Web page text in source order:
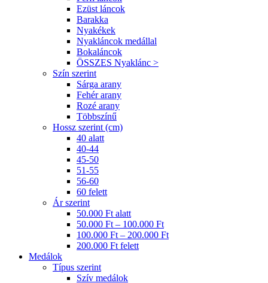
Ezüst láncok
Barakka
Nyakékek
Nyakláncok medállal
Bokaláncok
ÖSSZES Nyaklánc >
Szín szerint
Sárga arany
Fehér arany
Rozé arany
Többszínű
Hossz szerint (cm)
40 alatt
40-44
45-50
51-55
56-60
60 felett
Ár szerint
50.000 Ft alatt
50.000 Ft – 100.000 Ft
100.000 Ft – 200.000 Ft
200.000 Ft felett
Medálok
Típus szerint
Szív medálok